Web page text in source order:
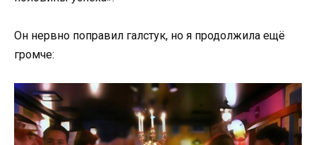
Он нервно поправил галстук, но я продолжила ещё
громче: